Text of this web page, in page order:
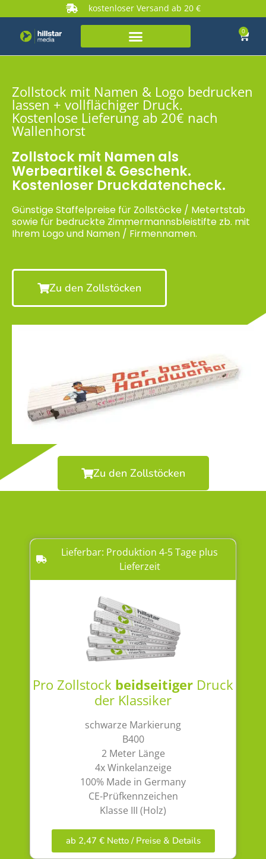
kostenloser Versand ab 20 €
0
Zollstock mit Namen & Logo bedrucken
lassen + vollflächiger Druck.
Kostenlose Lieferung ab 20€ nach
Wallenhorst
Zollstock mit Namen als
Werbeartikel & Geschenk.
Kostenloser Druckdatencheck.
Günstige Staffelpreise für Zollstöcke / Metertstab
sowie für bedruckte Zimmermannsbleistifte zb. mit
Ihrem Logo und Namen / Firmennamen.
Zu den Zollstöcken
Zu den Zollstöcken
Lieferbar: Produktion 4-5 Tage plus
Lieferzeit
Pro Zollstock beidseitiger Druck
der Klassiker
schwarze Markierung
B400
2 Meter Länge
4x Winkelanzeige
100% Made in Germany
CE-Prüfkennzeichen
Klasse III (Holz)
ab 2,47 € Netto / Preise & Details